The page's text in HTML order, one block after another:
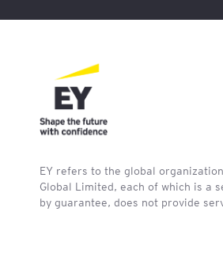
EY refers to the global
Global Limited, each of which is a
by guarantee, does not provide